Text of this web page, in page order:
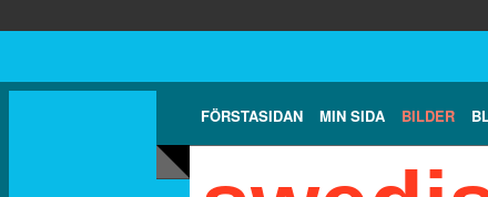
FÖRSTASIDAN MIN SIDA BILDER